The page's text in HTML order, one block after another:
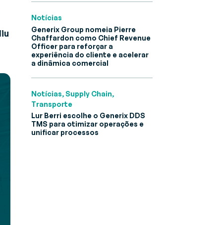
Notícias
Generix Group nomeia Pierre
Chaffardon como Chief Revenue
Officer para reforçar a
experiência do cliente e acelerar
a dinâmica comercial
Notícias, Supply Chain,
Transporte
Lur Berri escolhe o Generix DDS
TMS para otimizar operações e
unificar processos